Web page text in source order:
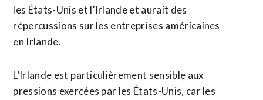
les États-Unis et l’Irlande et aurait des
répercussions sur les entreprises américaines
en Irlande.
L’Irlande est ⁠particulièrement sensible aux
pressions exercées par les États-Unis, car les